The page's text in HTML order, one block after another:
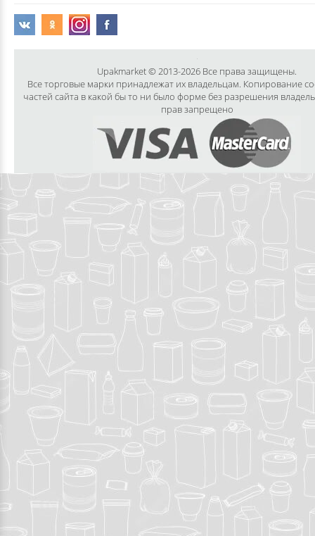
Upakmarket © 2013-2026 Все права защищены.
Все торговые марки принадлежат их владельцам. Копирование
частей сайта в какой бы то ни было форме без разрешения
прав запрещено